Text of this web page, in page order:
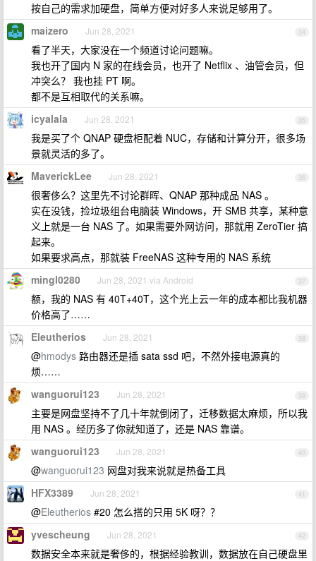
按自己的需求加硬盘，简单方便对好多人来说足够用了。
34
maizero Jun 28, 2021
看了半天，大家没在一个频道讨论问题嘛。
我也开了国内 N 家的在线会员，也开了 Netflix 、油管会员，但
冲突么？ 我也挂 PT 啊。
都不是互相取代的关系嘛。
35
icyalala Jun 28, 2021
我是买了个 QNAP 硬盘柜配着 NUC，存储和计算分开，很多场
景就灵活的多了。
36
MaverickLee Jun 28, 2021
很奢侈么？这里先不讨论群晖、QNAP 那种成品 NAS 。
实在没钱，捡垃圾组台电脑装 Windows，开 SMB 共享，某种意
义上就是一台 NAS 了。如果需要外网访问，那就用 ZeroTier 搞
起来。
如果要求高点，那就装 FreeNAS 这种专用的 NAS 系统
37
mingl0280 Jun 28, 2021 via Android
额，我的 NAS 有 40T+40T，这个光上云一年的成本都比我机器
价格高了……
38
Eleutherios Jun 28, 2021
@hmodys 路由器还是插 sata ssd 吧，不然外接电源真的
烦……
39
wanguorui123 Jun 28, 2021
主要是网盘坚持不了几十年就倒闭了，迁移数据太麻烦，所以我
用 NAS 。经历多了你就知道了，还是 NAS 靠谱。
40
wanguorui123 Jun 28, 2021
@wanguorui123 网盘对我来说就是热备工具
41
HFX3389 Jun 28, 2021
@Eleutherios #20 怎么搭的只用 5K 呀？？
42
yvescheung Jun 28, 2021
数据安全本来就是奢侈的，根据经验教训，数据放在自己硬盘里